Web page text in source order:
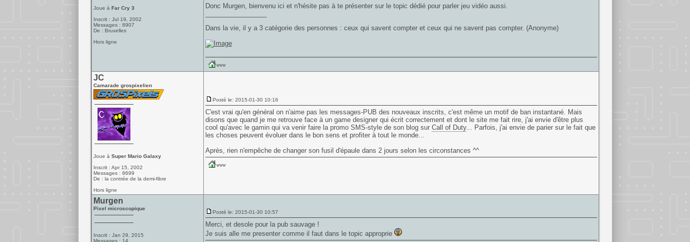
Joue à Far Cry 3
Inscrit : Jul 19, 2002
Messages : 8907
De : Bruxelles
Hors ligne
Donc Murgen, bienvenu ici et n'hésite pas à te présenter sur le topic dédié pour parler jeu vidéo aussi.
Dans la vie, il y a 3 catégorie des personnes : ceux qui savent compter et ceux qui ne savent pas compter. (Anonyme)
JC
Camarade grospixelien
Joue à Super Mario Galaxy
Inscrit : Apr 15, 2002
Messages : 8699
De : la contrée de la demi-fibre
Hors ligne
Posté le: 2015-01-30 10:16
C'est vrai qu'en général on n'aime pas les messages-PUB des nouveaux inscrits, c'est même un motif de ban instantané. Mais
disons que quand je me retrouve face à un game designer qui écrit correctement et dont le site me fait rire, j'ai envie d'être plus
cool qu'avec le gamin qui va venir faire la promo SMS-style de son blog sur Call of Duty... Parfois, j'ai envie de parier sur le fait que
les choses peuvent évoluer dans le bon sens et profiter à tout le monde...
Après, rien n'empêche de changer son fusil d'épaule dans 2 jours selon les circonstances ^^
Murgen
Pixel microscopique
Inscrit : Jan 29, 2015
Messages : 14
Posté le: 2015-01-30 10:57
Merci, et desole pour la pub sauvage !
Je suis alle me presenter comme il faut dans le topic approprie